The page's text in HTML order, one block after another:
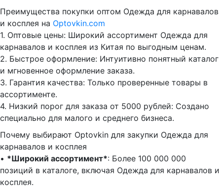
Преимущества покупки оптом Одежда для карнавалов
и косплея на Optovkin.com
1.⁠ ⁠Оптовые цены: Широкий ассортимент Одежда для
карнавалов и косплея из Китая по выгодным ценам.
2.⁠ ⁠Быстрое оформление: Интуитивно понятный каталог
и мгновенное оформление заказа.
3.⁠ ⁠Гарантия качества: Только проверенные товары в
ассортименте.
4.⁠ ⁠Низкий порог для заказа от 5000 рублей: Создано
специально для малого и среднего бизнеса.
Почему выбирают Optovkin для закупки Одежда для
карнавалов и косплея
•⁠ ⁠ *Широкий ассортимент*: Более 100 000 000
позиций в каталоге, включая Одежда для карнавалов и
косплея.